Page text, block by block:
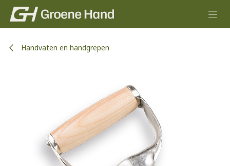
Overslaan naar inhoud
Handvaten en handgrepen